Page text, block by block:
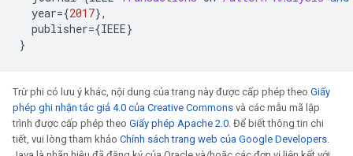
year={2017},
publisher={IEEE}
}
Trừ phi có lưu ý khác, nội dung của trang này được cấp phép theo Giấy
phép ghi nhận tác giả 4.0 của Creative Commons và các mẫu mã lập
trình được cấp phép theo Giấy phép Apache 2.0. Để biết thông tin chi
tiết, vui lòng tham khảo Chính sách trang web của Google Developers.